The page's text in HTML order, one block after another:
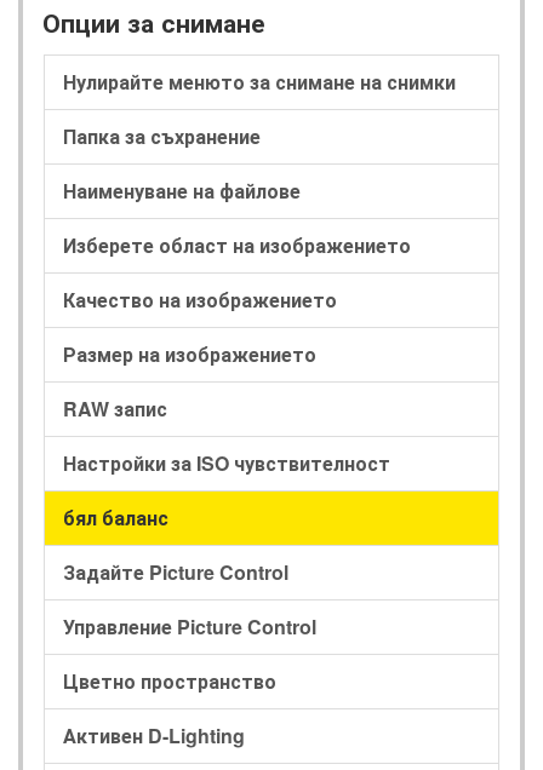
Опции за снимане
Нулирайте менюто за снимане на снимки
Папка за съхранение
Наименуване на файлове
Изберете област на изображението
Качество на изображението
Размер на изображението
RAW запис
Настройки за ISO чувствителност
бял баланс
Задайте Picture Control
Управление Picture Control
Цветно пространство
Активен D-Lighting